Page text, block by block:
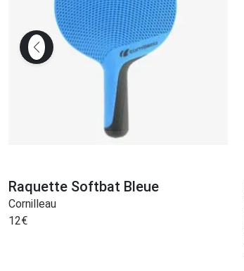
Raquette Softbat Bleue
Cornilleau
12€